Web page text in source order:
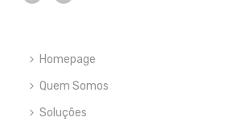
Homepage
Quem Somos
Soluções